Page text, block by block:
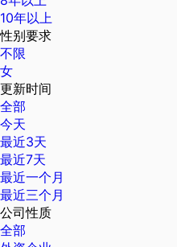
10年以上
性别要求
不限
女
更新时间
全部
今天
最近3天
最近7天
最近一个月
最近三个月
公司性质
全部